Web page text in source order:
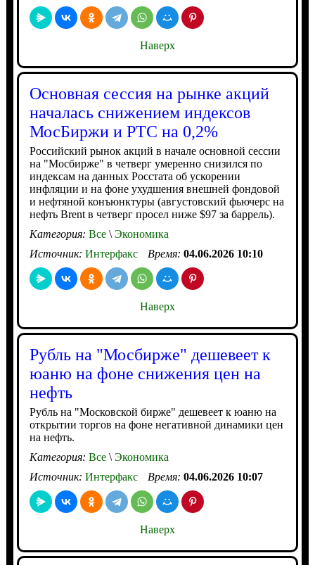
Наверх
Основная сессия на рынке акций
началась снижением индексов
МосБиржи и РТС на 0,2%
Российский рынок акций в начале основной сессии
на "Мосбирже" в четверг умеренно снизился по
индексам на данных Росстата об ускорении
инфляции и на фоне ухудшения внешней фондовой
и нефтяной конъюнктуры (августовский фьючерс на
нефть Brent в четверг просел ниже $97 за баррель).
Категория: Все\Экономика
Источник: Интерфакс Время: 04.06.2026 10:10
Наверх
Рубль на "Мосбирже" дешевеет к
юаню на фоне снижения цен на
нефть
Рубль на "Московской бирже" дешевеет к юаню на
открытии торгов на фоне негативной динамики цен
на нефть.
Категория: Все\Экономика
Источник: Интерфакс Время: 04.06.2026 10:07
Наверх